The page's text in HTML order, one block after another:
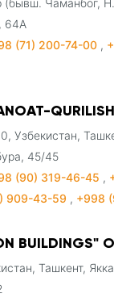
64А
(71) 200-74-00 ,
Узбекистан,
45/45
(90) 319-46-45 ,
909-43-59 , +998
BUILDINGS"
Ташкент,